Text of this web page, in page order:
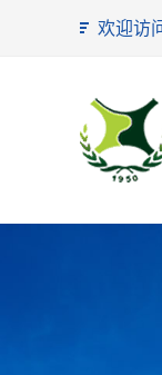
欢迎访